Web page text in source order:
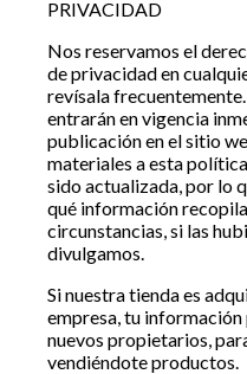
PRIVACIDAD
Nos reservamos el
de privacidad en
revísala
entrarán en vigencia
publicación en el sitio
materiales a esta
sido actualizada, por lo
qué información
circunstancias, si las
divulgamos.
Si nuestra tienda es
empresa, tu
nuevos propietarios,
vendiéndote productos.